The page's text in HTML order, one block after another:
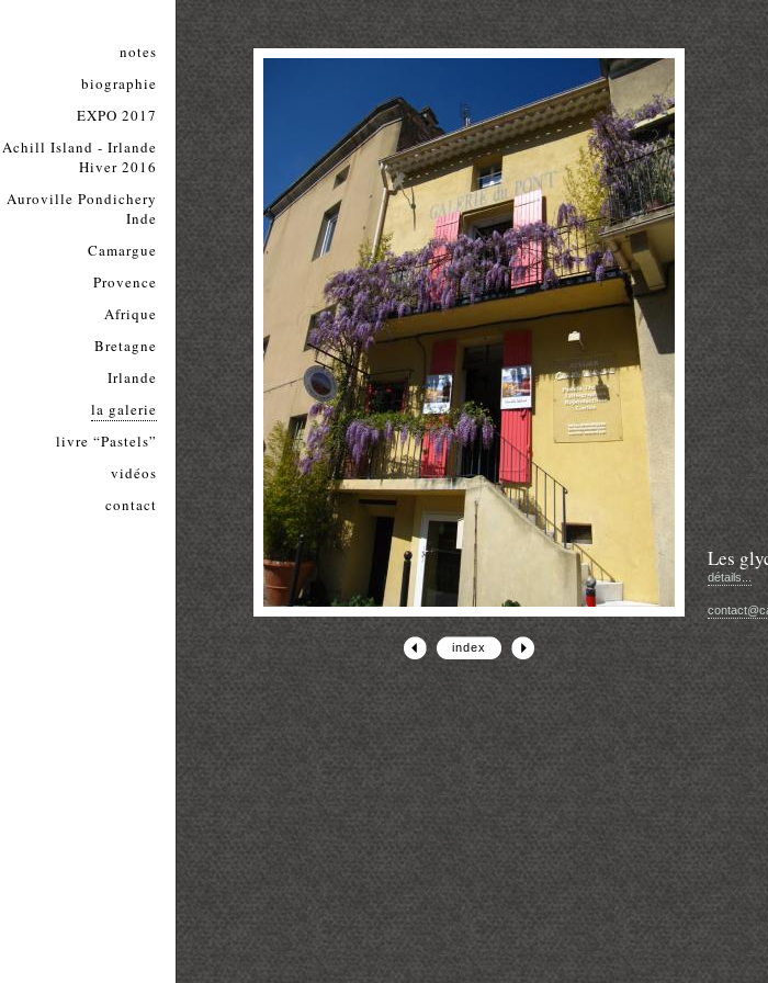
notes
biographie
EXPO 2017
Achill Island - Irlande
Hiver 2016
Auroville Pondichery
Inde
Camargue
Provence
Afrique
Bretagne
Irlande
la galerie
livre “Pastels”
vidéos
contact
Les
détails...
index